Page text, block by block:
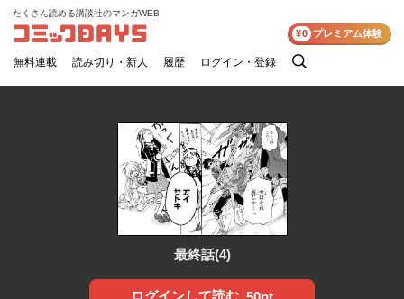
コミックDAYS
たくさん読める講談社のマンガWEB
無料連載 読み切り・新人 履歴 ログイン・登録
検
¥0 プレミアム体験
最終話(4)